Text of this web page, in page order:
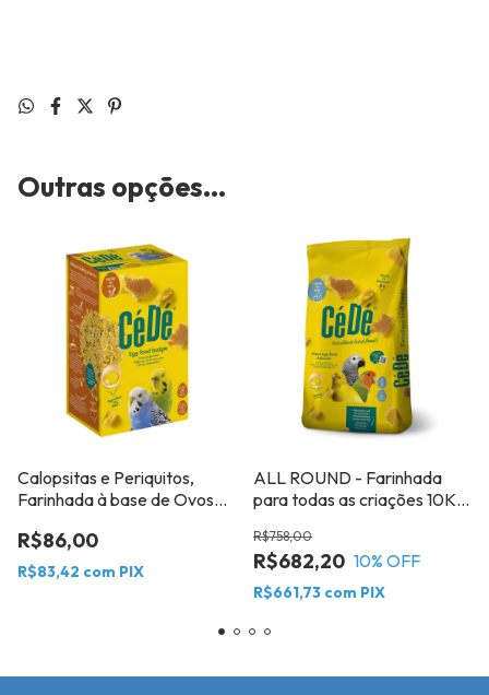
Outras opções...
Calopsitas e Periquitos,
Farinhada à base de Ovos
R$86,00
R$83,42 com PIX
ALL ROUND - Farinhada
para todas as criações 10Kg
R$682,20
R$758,00
10% OFF
R$661,73 com PIX